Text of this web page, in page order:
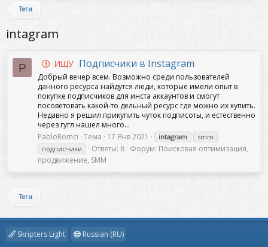
Теги
intagram
P ИЩУ Подписчики в Instagram
Добрый вечер всем. Возможно среди пользователей
данного ресурса найдутся люди, которые имели опыт в
покупке подписчиков для инста аккаунтов и смогут
посоветовать какой-то дельный ресурс где можно их купить.
Недавно я решил прикупить чуток подписоты, и естественно
через гугл нашел много...
PabloRomci Тема 17 Янв 2021 intagram
smm
подписчики
Ответы: 8 Форум: Поисковая оптимизация,
продвижение, SMM
Теги
Skripters Light
Russian (RU)